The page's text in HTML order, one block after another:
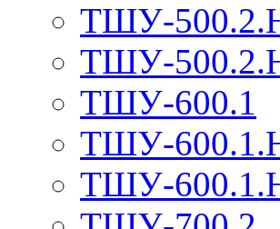
ТШУ-
ТШУ-
ТШУ-600.1
ТШУ-
ТШУ-